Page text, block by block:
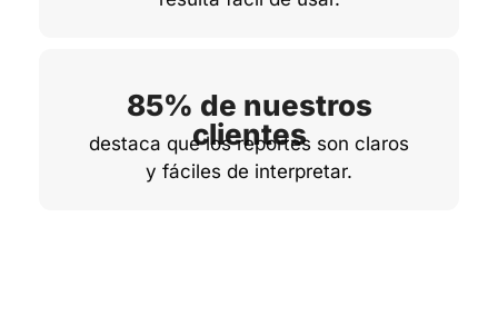
85% de nuestros
clientes
destaca que los reportes son claros
y fáciles de interpretar.